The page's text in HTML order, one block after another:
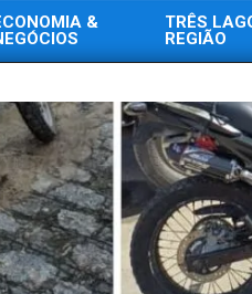
&
TRÊS
REGIÃO